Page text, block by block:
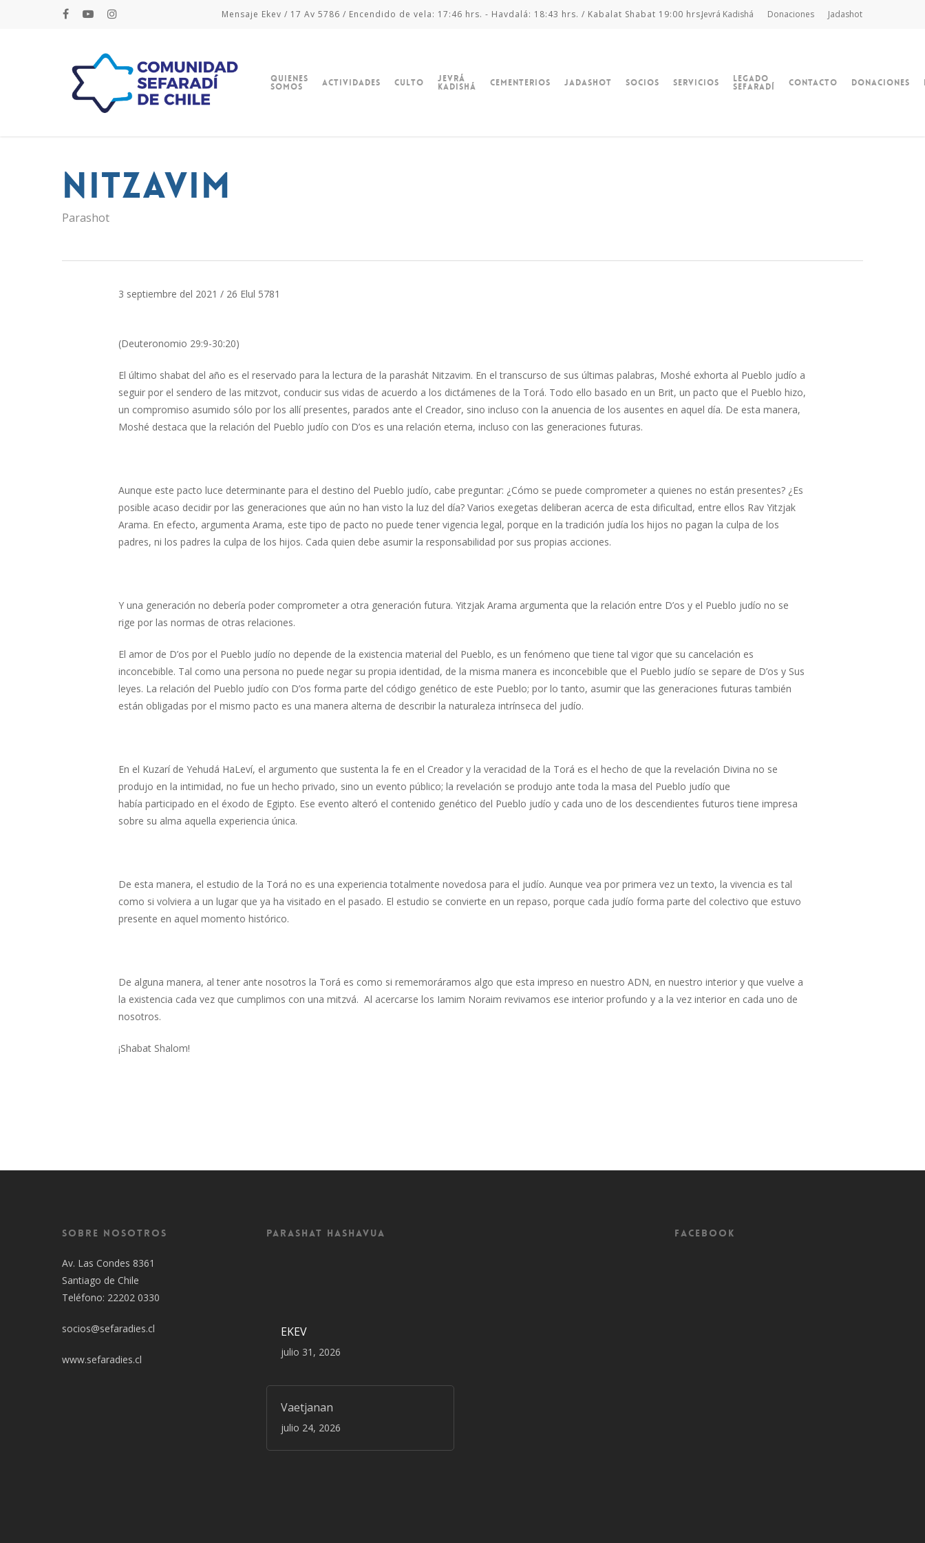
Mensaje Ekev / 17 Av 5786 / Encendido de vela: 17:46 hrs. - Havdalá: 18:43 hrs. / Kabalat Shabat 19:00 hrs.Jevrá Kadishá Donaciones Jadashot
Quienes
Somos Actividades Culto Jevrá
Kadishá Cementerios Jadashot Socios Servicios Legado
Sefaradí Contacto Donaciones
Nitzavim
Parashot
3 septiembre del 2021 / 26 Elul 5781
(Deuteronomio 29:9-30:20)
El último shabat del año es el reservado para la lectura de la parashát Nitzavim. En el transcurso de sus últimas palabras, Moshé exhorta al Pueblo judío a
seguir por el sendero de las mitzvot, conducir sus vidas de acuerdo a los dictámenes de la Torá. Todo ello basado en un Brit, un pacto que el Pueblo hizo,
un compromiso asumido sólo por los allí presentes, parados ante el Creador, sino incluso con la anuencia de los ausentes en aquel día. De esta manera,
Moshé destaca que la relación del Pueblo judío con D’os es una relación eterna, incluso con las generaciones futuras.
Aunque este pacto luce determinante para el destino del Pueblo judío, cabe preguntar: ¿Cómo se puede comprometer a quienes no están presentes? ¿Es
posible acaso decidir por las generaciones que aún no han visto la luz del día? Varios exegetas deliberan acerca de esta dificultad, entre ellos Rav Yitzjak
Arama. En efecto, argumenta Arama, este tipo de pacto no puede tener vigencia legal, porque en la tradición judía los hijos no pagan la culpa de los
padres, ni los padres la culpa de los hijos. Cada quien debe asumir la responsabilidad por sus propias acciones.
Y una generación no debería poder comprometer a otra generación futura. Yitzjak Arama argumenta que la relación entre D’os y el Pueblo judío no se
rige por las normas de otras relaciones.
El amor de D’os por el Pueblo judío no depende de la existencia material del Pueblo, es un fenómeno que tiene tal vigor que su cancelación es
inconcebible. Tal como una persona no puede negar su propia identidad, de la misma manera es inconcebible que el Pueblo judío se separe de D’os y Sus
leyes. La relación del Pueblo judío con D’os forma parte del código genético de este Pueblo; por lo tanto, asumir que las generaciones futuras también
están obligadas por el mismo pacto es una manera alterna de describir la naturaleza intrínseca del judío.
En el Kuzarí de Yehudá HaLeví, el argumento que sustenta la fe en el Creador y la veracidad de la Torá es el hecho de que la revelación Divina no se
produjo en la intimidad, no fue un hecho privado, sino un evento público; la revelación se produjo ante toda la masa del Pueblo judío que
había participado en el éxodo de Egipto. Ese evento alteró el contenido genético del Pueblo judío y cada uno de los descendientes futuros tiene impresa
sobre su alma aquella experiencia única.
De esta manera, el estudio de la Torá no es una experiencia totalmente novedosa para el judío. Aunque vea por primera vez un texto, la vivencia es tal
como si volviera a un lugar que ya ha visitado en el pasado. El estudio se convierte en un repaso, porque cada judío forma parte del colectivo que estuvo
presente en aquel momento histórico.
De alguna manera, al tener ante nosotros la Torá es como si rememoráramos algo que esta impreso en nuestro ADN, en nuestro interior y que vuelve a
la existencia cada vez que cumplimos con una mitzvá. Al acercarse los Iamim Noraim revivamos ese interior profundo y a la vez interior en cada uno de
nosotros.
¡Shabat Shalom!
Sobre Nosotros
Av. Las Condes 8361
Santiago de Chile
Teléfono: 22202 0330
socios@sefaradies.cl
www.sefaradies.cl
Parashat Hashavua
EKEV
julio 31, 2026
Vaetjanan
julio 24, 2026
Facebook